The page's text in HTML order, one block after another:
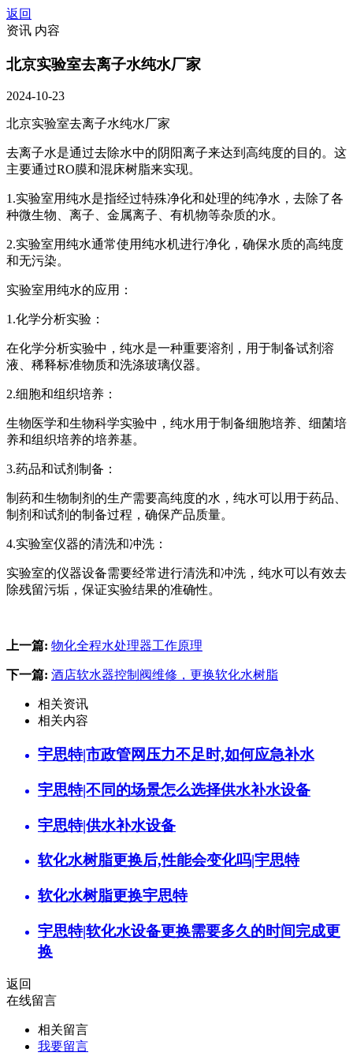
返回
资讯 内容
北京实验室去离子水纯水厂家
2024-10-23
北京实验室去离子水纯水厂家
去离子水是通过去除水中的阴阳离子来达到高纯度的目的。这
主要通过RO膜和‌混床树脂来实现。
1.实验室用纯水是指经过特殊净化和处理的纯净水，去除了各
种微生物、离子、金属离子、有机物等杂质的水。
2.实验室用纯水通常使用纯水机进行净化，确保水质的高纯度
和无污染。
实验室用纯水的应用：
1.化学分析实验：
在化学分析实验中，纯水是一种重要溶剂，用于制备试剂溶
液、稀释标准物质和洗涤玻璃仪器。
2.细胞和组织培养：
生物医学和生物科学实验中，纯水用于制备细胞培养、细菌培
养和组织培养的培养基。
3.药品和试剂制备：
制药和生物制剂的生产需要高纯度的水，纯水可以用于药品、
制剂和试剂的制备过程，确保产品质量。
4.实验室仪器的清洗和冲洗：
实验室的仪器设备需要经常进行清洗和冲洗，纯水可以有效去
除残留污垢，保证实验结果的准确性。
上一篇: 物化全程水处理器工作原理
下一篇: 酒店软水器控制阀维修，更换软化水树脂
相关资讯
相关内容
宇思特|市政管网压力不足时,如何应急补水
宇思特|不同的场景怎么选择供水补水设备
宇思特|供水补水设备
软化水树脂更换后,性能会变化吗|宇思特
软化水树脂更换宇思特
宇思特|软化水设备更换需要多久的时间完成更
换
返回
在线留言
相关留言
我要留言